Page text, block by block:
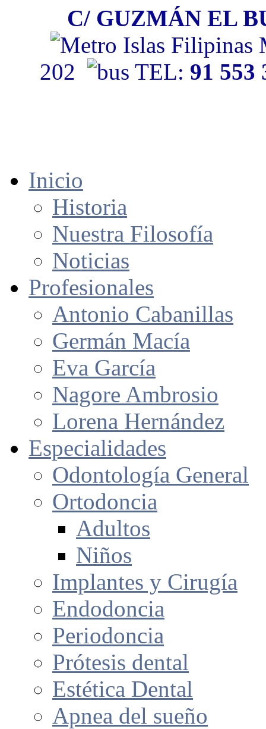
C/ GUZMÁN EL
202 TEL: 91
Inicio
Historia
Nuestra Filosofía
Noticias
Profesionales
Antonio Cabanillas
Germán Macía
Eva García
Nagore Ambrosio
Lorena Hernández
Especialidades
Odontología General
Ortodoncia
Adultos
Niños
Implantes y Cirugía
Endodoncia
Periodoncia
Prótesis dental
Estética Dental
Apnea del sueño